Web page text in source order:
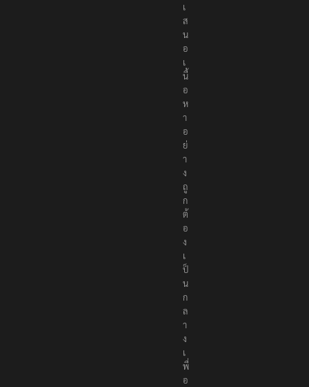
เ
ส
น
อ
เ
นื้
อ
ห
า
อ
ย่
า
ง
ถู
ก
ต้
อ
ง
เ
ป็
น
ก
ล
า
ง
เ
พื่
อ